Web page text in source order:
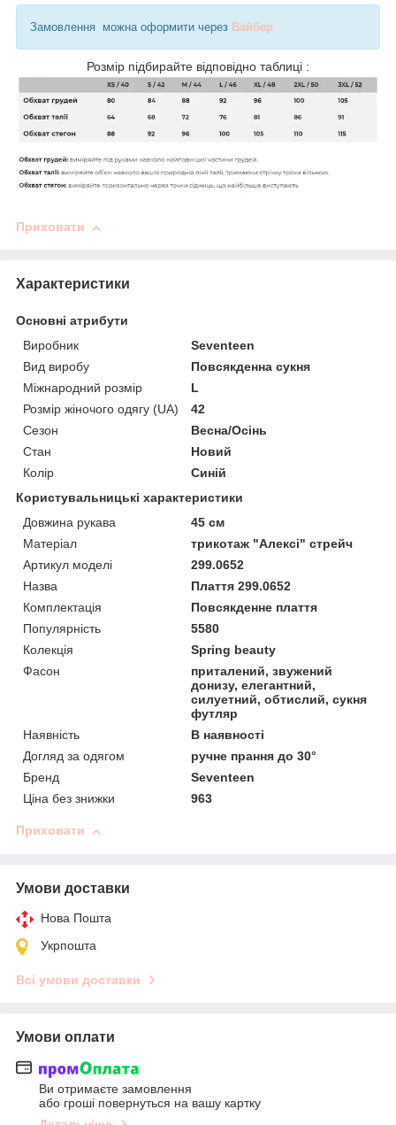
Замовлення можна оформити через Вайбер
Розмір підбирайте відповідно таблиці :
Приховати
Характеристики
Основні атрибути
Виробник
Seventeen
Вид виробу
Повсякденна сукня
Міжнародний розмір
L
Розмір жіночого одягу (UA)
42
Сезон
Весна/Осінь
Стан
Новий
Колір
Синій
Користувальницькі характеристики
Довжина рукава
45 см
Матеріал
трикотаж "Алексі" стрейч
Артикул моделі
299.0652
Назва
Плаття 299.0652
Комплектація
Повсякденне плаття
Популярність
5580
Колекція
Spring beauty
Фасон
приталений, звужений
донизу, елегантний,
силуетний, обтислий, сукня
футляр
Наявність
В наявності
Догляд за одягом
ручне прання до 30°
Бренд
Seventeen
Ціна без знижки
963
Приховати
Умови доставки
Нова Пошта
Укрпошта
Всі умови доставки
Умови оплати
Ви отримаєте замовлення
або гроші повернуться на вашу картку